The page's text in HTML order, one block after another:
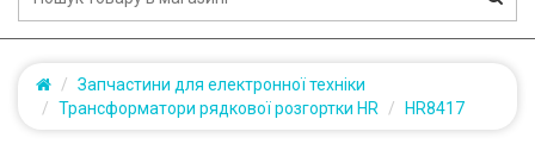
Запчастини для електронної техніки
Трансформатори рядкової розгортки HR
HR8417